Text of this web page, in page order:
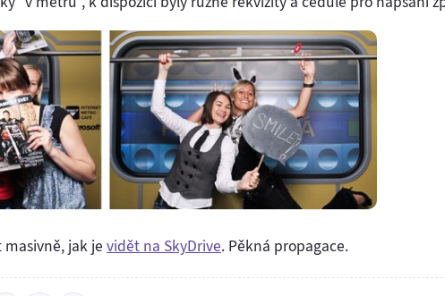
jak je vidět na SkyDrive. Pěkná propagace.